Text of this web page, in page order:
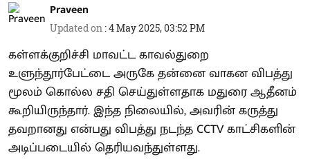
Praveen
Updated on :4 May 2025, 03:52 PM
கள்ளக்குறிச்சி மாவட்ட காவல்துறை
உளுந்தூர்பேட்டை அருகே தன்னை வாகன விபத்து
மூலம் கொல்ல சதி செய்துள்ளதாக மதுரை ஆதீனம்
கூறியிருந்தார். இந்த நிலையில், அவரின் கருத்து
தவறானது என்பது விபத்து நடந்த CCTV காட்சிகளின்
அடிப்படையில் தெரியவந்துள்ளது.